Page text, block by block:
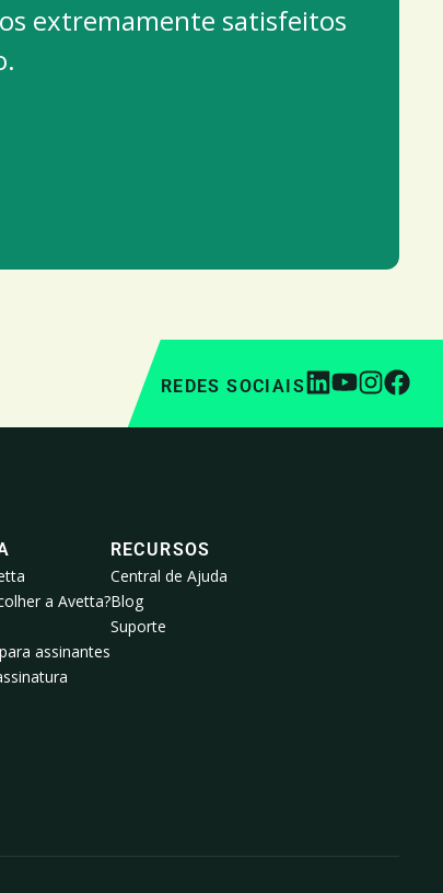
extremamente satisfeitos
REDES SOCIAIS
a Avetta?
assinantes
RECURSOS
Central de Ajuda
Blog
Suporte